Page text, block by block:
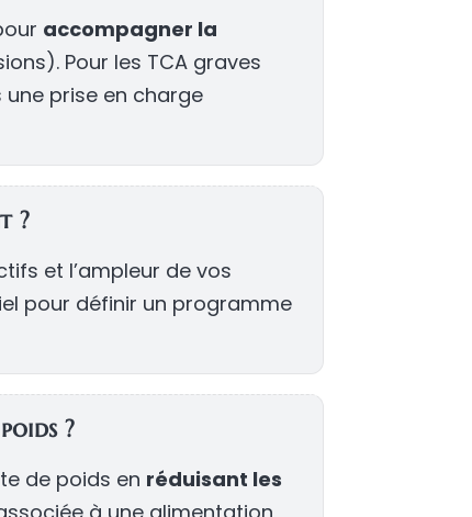
accompagner la
Pour les TCA graves
prise en charge
?
et l’ampleur de vos
pour définir un programme
?
de poids en réduisant les